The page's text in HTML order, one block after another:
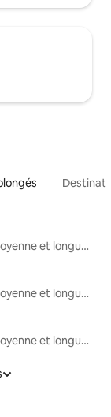
Locations moyenne et longue durée
Locations moyenne et longue durée
Locations moyenne et longue durée